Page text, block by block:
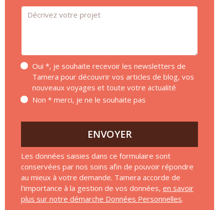
Message *
Oui *, je souhaite recevoir les newsletters de
Tamera pour découvrir vos articles de blog, vos
nouveaux voyages et toute votre actualité
Non * merci, je ne le souhaite pas
ENVOYER
Les données saisies dans ce formulaire sont
conservées par nos soins afin de pouvoir répondre
au mieux à votre demande. Tamera accorde de
l’importance à la gestion de vos données, en savoir
plus sur notre démarche Données Personnelles.